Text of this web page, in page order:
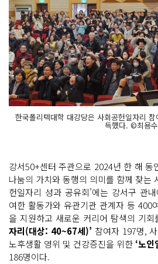
한국폴리텍대학 대강당은 사회공헌일자리
득했다. ©최용수
강서50+센터 주관으로 2024년 한 해 동
나눔의 가치와 동행의 의미를 함께 찾는
헌일자리 성과 공유회’에는 강서구 관
여한 활동가와 유관기관 관계자 등 400
을 지원하고 새로운 커리어 탐색의 기회
자리(대상: 40~67세)’ 참여자 197명,
노후생활 영위 및 건강증진을 위한 ‘노
186명이다.